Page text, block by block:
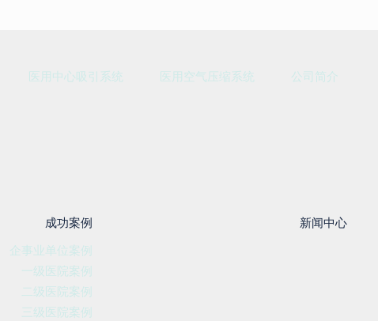
医用中心吸引系统 医用空气压缩系统 公司简介
成功案例
企事业单位案例
一级医院案例
二级医院案例
三级医院案例
新闻中心